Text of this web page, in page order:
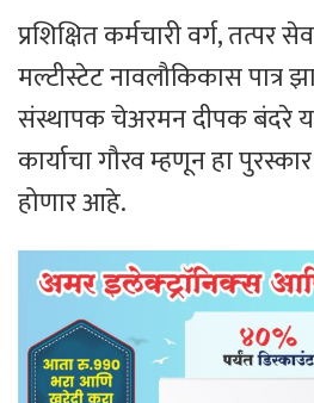
प्रशिक्षित कर्मचारी वर्ग, तत्पर
मल्टीस्टेट नावलौकिकास
संस्थापक चेअरमन दीपक बंदरे
कार्याचा गौरव म्हणून हा
होणार आहे.